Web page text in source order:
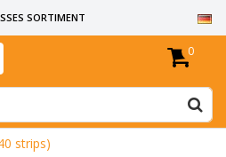
SORTIMENT
RÜCKGABERECHT
SIND UNGEBOHRT
0
strips)